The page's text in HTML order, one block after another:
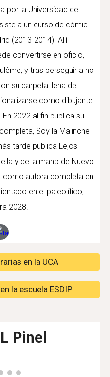
por la Universidad de
a un curso de cómic
(2013-2014). Allí
convertirse en oficio,
y tras perseguir a no
su carpeta llena de
como dibujante
2022 al fin publica su
Soy la Malinche
tarde publica Lejos
y de la mano de Nuevo
como autora completa en
en el paleolítico,
2028.
en la UCA
la escuela ESDIP
Pinel